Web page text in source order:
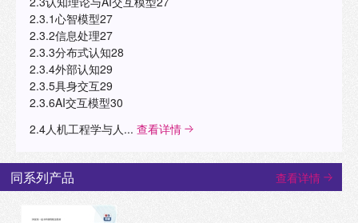
2.3.1心智模型27
2.3.2信息处理27
2.3.3分布式认知28
2.3.4外部认知29
2.3.5具身交互29
2.3.6AI交互模型30
2.4人机工程学与人... 查看详情
同系列产品 查看详情